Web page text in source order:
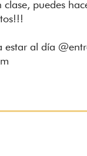
puedes
al día